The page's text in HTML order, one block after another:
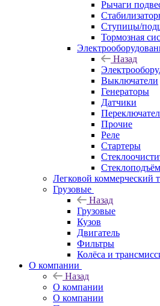
Рычаги
Ступицы/
Тормозная
Назад
Выключатели
Генераторы
Датчики
Прочие
Реле
Стартеры
Легковой коммерческий
Грузовые
Назад
Грузовые
Кузов
Двигатель
Фильтры
Колёса и
О компании
Назад
О компании
О компании